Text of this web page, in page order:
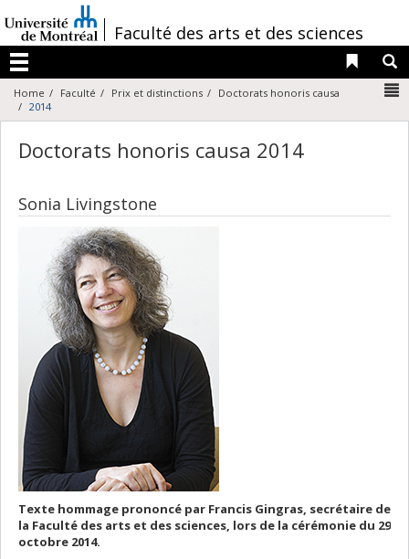
au
contenu
/Faculté des arts et des sciences
Menu
Liens
Home Faculté Prix et distinctions
Doctorats honoris causa
2014
Doctorats honoris causa 2014
Sonia Livingstone
Texte hommage prononcé par Francis Gingras, secrétaire de
la Faculté des arts et des sciences, lors de la cérémonie du 29
octobre 2014.